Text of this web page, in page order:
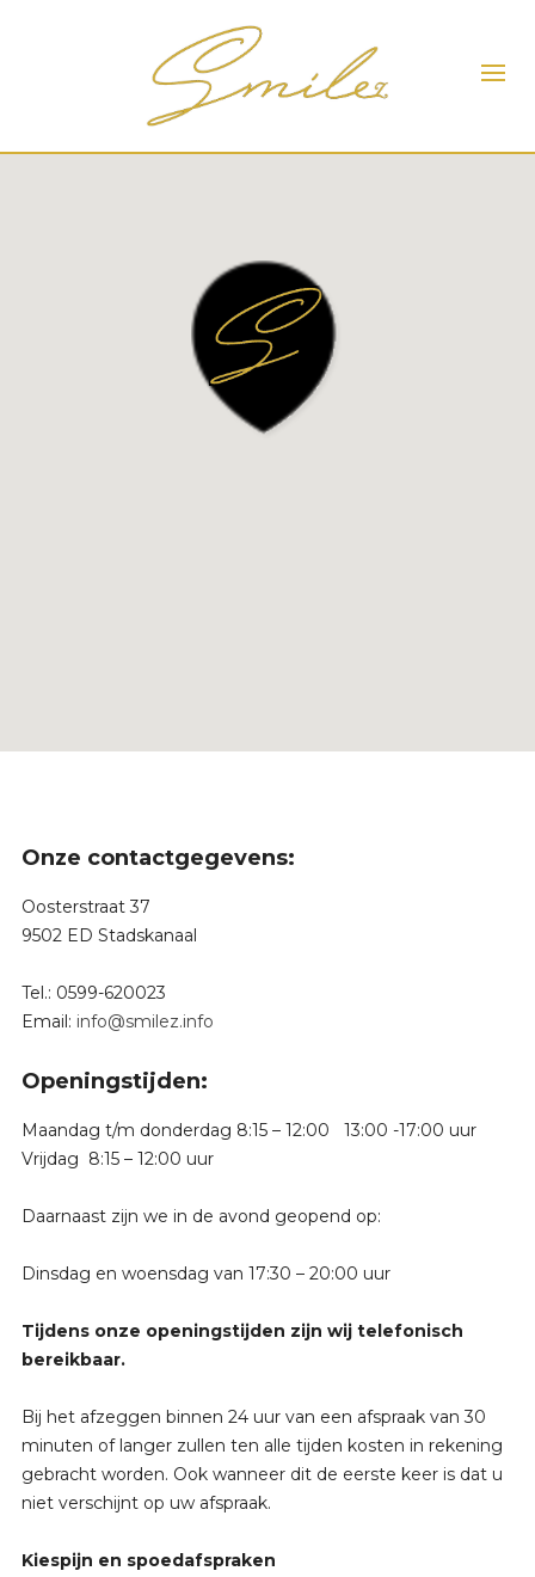
Onze contactgegevens:
Oosterstraat 37
9502 ED Stadskanaal
Tel.: 0599-620023
Email: info@smilez.info
Openingstijden:
Maandag t/m donderdag 8:15 – 12:00 13:00 -17:00 uur
Vrijdag 8:15 – 12:00 uur
Daarnaast zijn we in de avond geopend op:
Dinsdag en woensdag van 17:30 – 20:00 uur
Tijdens onze openingstijden zijn wij telefonisch
bereikbaar.
Bij het afzeggen binnen 24 uur van een afspraak van 30
minuten of langer zullen ten alle tijden kosten in rekening
gebracht worden. Ook wanneer dit de eerste keer is dat u
niet verschijnt op uw afspraak.
Kiespijn en spoedafspraken